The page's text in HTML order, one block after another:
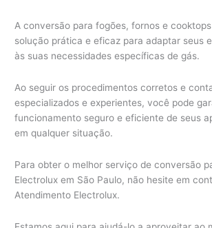
A conversão para fogões, fornos e
solução prática e eficaz para adaptar seus
às suas necessidades específicas de gás.
Ao seguir os procedimentos corretos e
especializados e experientes, você pode
funcionamento seguro e eficiente de seus
em qualquer situação.
Para obter o melhor serviço de conversão
Electrolux em São Paulo, não hesite em
Atendimento Electrolux.